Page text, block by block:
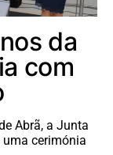
da
com
Abrã, a Junta
cerimónia